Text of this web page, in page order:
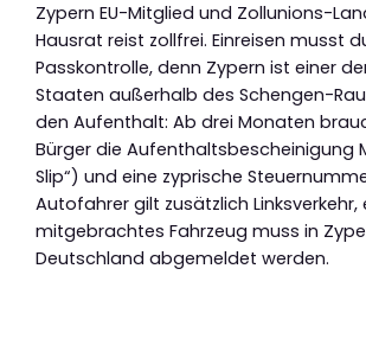
Zypern EU-Mitglied und Zollunions-
Hausrat reist zollfrei. Einreisen musst
Passkontrolle, denn Zypern ist einer
Staaten außerhalb des Schengen-
den Aufenthalt: Ab drei Monaten
Bürger die Aufenthaltsbescheinigung
Slip“) und eine zyprische
Autofahrer gilt zusätzlich Linksverkehr,
mitgebrachtes Fahrzeug muss in
Deutschland abgemeldet werden.